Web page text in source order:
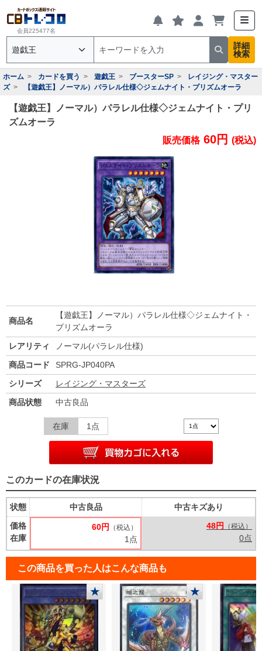
会員225477名
詳細
検索
ホーム カードを買う 遊戯王 ブースターSP
レイジング・マスター
ズ
【遊戯王】ノーマル）パラレル仕様◇ジェムナイト・プリズムオーラ
【遊戯王】ノーマル）パラレル仕様◇ジェムナイト・プリ
ズムオーラ
販売価格 60円 (税込)
商品名
【遊戯王】ノーマル）パラレル仕様◇ジェムナイト・
プリズムオーラ
レアリティ
ノーマル(パラレル仕様)
商品コード
SPRG-JP040PA
シリーズ
レイジング・マスターズ
商品状態
中古良品
在庫 1点
このカードの在庫状況
状態
価格
在庫
中古良品
60円 （税込）
1点
中古キズあり
48円
（税込）
0点
この商品を買った人はこんな商品も
★ ★